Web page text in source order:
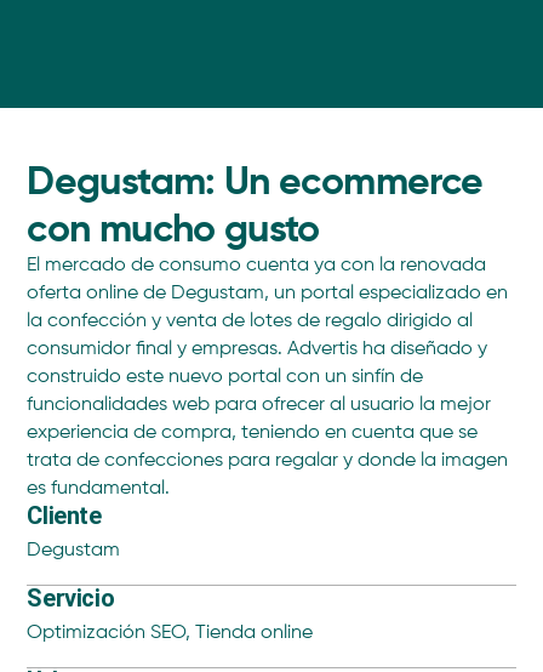
Degustam: Un ecommerce
con mucho gusto
El mercado de consumo cuenta ya con la renovada
oferta online de Degustam, un portal especializado en
la confección y venta de lotes de regalo dirigido al
consumidor final y empresas. Advertis ha diseñado y
construido este nuevo portal con un sinfín de
funcionalidades web para ofrecer al usuario la mejor
experiencia de compra, teniendo en cuenta que se
trata de confecciones para regalar y donde la imagen
es fundamental.
Cliente
Degustam
Servicio
Optimización SEO, Tienda online